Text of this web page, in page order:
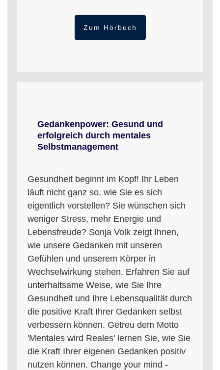
Zum Hörbuch
Gedankenpower: Gesund und
erfolgreich durch mentales
Selbstmanagement
Gesundheit beginnt im Kopf! Ihr Leben
läuft nicht ganz so, wie Sie es sich
eigentlich vorstellen? Sie wünschen sich
weniger Stress, mehr Energie und
Lebensfreude? Sonja Volk zeigt Ihnen,
wie unsere Gedanken mit unseren
Gefühlen und unserem Körper in
Wechselwirkung stehen. Erfahren Sie auf
unterhaltsame Weise, wie Sie Ihre
Gesundheit und Ihre Lebensqualität durch
die positive Kraft Ihrer Gedanken selbst
verbessern können. Getreu dem Motto
'Mentales wird Reales' lernen Sie, wie Sie
die Kraft Ihrer eigenen Gedanken positiv
nutzen können. Change your mind -